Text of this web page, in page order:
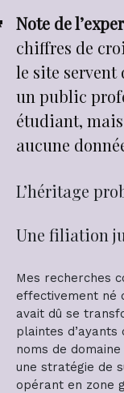
Note de
chiffres de
le site
un public
étudiant,
aucune
L’héritage
Une filiation
Mes recherches
effectivement né
avait dû se
plaintes
noms de
une stratégie de
opérant en zone